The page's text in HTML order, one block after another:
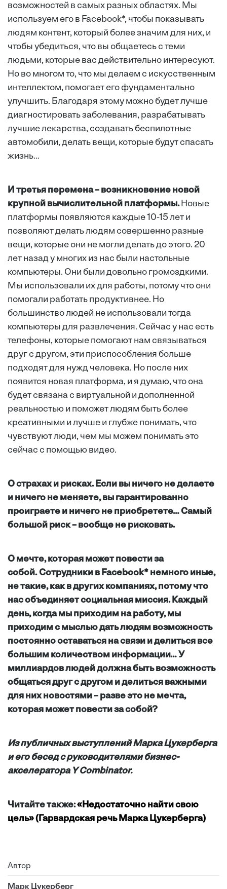
возможностей в самых разных областях. Мы
используем его в Facebook*, чтобы показывать
людям контент, который более значим для них, и
чтобы убедиться, что вы общаетесь с теми
людьми, которые вас действительно интересуют.
Но во многом то, что мы делаем с искусственным
интеллектом, помогает его фундаментально
улучшить. Благодаря этому можно будет лучше
диагностировать заболевания, разрабатывать
лучшие лекарства, создавать беспилотные
автомобили, делать вещи, которые будут спасать
жизнь…
И третья перемена – возникновение новой
крупной вычислительной платформы.Новые
платформы появляются каждые 10-15 лет и
позволяют делать людям совершенно разные
вещи, которые они не могли делать до этого. 20
лет назад у многих из нас были настольные
компьютеры. Они были довольно громоздкими.
Мы использовали их для работы, потому что они
помогали работать продуктивнее. Но
большинство людей не использовали тогда
компьютеры для развлечения. Сейчас у нас есть
телефоны, которые помогают нам связываться
друг с другом, эти приспособления больше
подходят для нужд человека. Но после них
появится новая платформа, и я думаю, что она
будет связана с виртуальной и дополненной
реальностью и поможет людям быть более
креативными и лучше и глубже понимать, что
чувствуют люди, чем мы можем понимать это
сейчас с помощью видео.
О страхах и рисках. Если вы ничего не делаете
и ничего не меняете, вы гарантированно
проиграете и ничего не приобретете… Самый
большой риск – вообще не рисковать.
О мечте, которая может повести за
собой.Сотрудники в Facebook* немного иные,
не такие, как в других компаниях, потому что
нас объединяет социальная миссия. Каждый
день, когда мы приходим на работу, мы
приходим с мыслью дать людям возможность
постоянно оставаться на связи и делиться все
большим количеством информации… У
миллиардов людей должна быть возможность
общаться друг с другом и делиться важными
для них новостями – разве это не мечта,
которая может повести за собой?
Из публичных выступлений Марка Цукерберга
и его бесед с руководителями бизнес-
акселератора Y Combinator.
Читайте также:«Недостаточно найти свою
цель» (Гарвардская речь Марка Цукерберга)
Автор
Марк Цукерберг